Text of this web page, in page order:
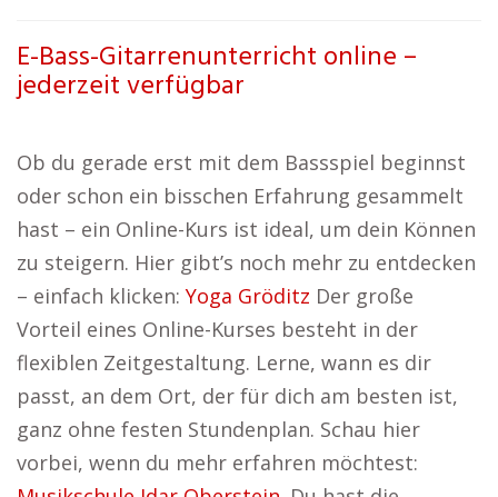
E-Bass-Gitarrenunterricht online –
jederzeit verfügbar
Ob du gerade erst mit dem Bassspiel beginnst
oder schon ein bisschen Erfahrung gesammelt
hast – ein Online-Kurs ist ideal, um dein Können
zu steigern. Hier gibt’s noch mehr zu entdecken
– einfach klicken: Yoga Gröditz Der große
Vorteil eines Online-Kurses besteht in der
flexiblen Zeitgestaltung. Lerne, wann es dir
passt, an dem Ort, der für dich am besten ist,
ganz ohne festen Stundenplan. Schau hier
vorbei, wenn du mehr erfahren möchtest: